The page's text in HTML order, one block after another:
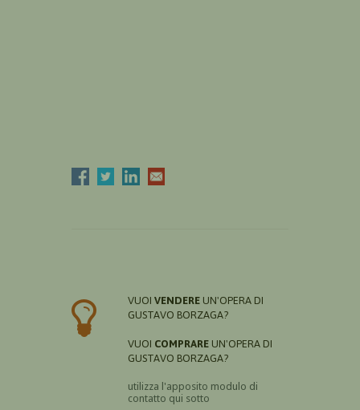
VUOI VENDERE UN'OPERA DI
GUSTAVO BORZAGA?
VUOI COMPRARE UN'OPERA DI
GUSTAVO BORZAGA?
utilizza l'apposito modulo di
contatto qui sotto